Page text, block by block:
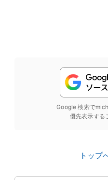
Google 検索で
優先表示する
トップ